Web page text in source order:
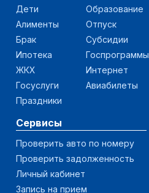
Дети
Алименты
Брак
Ипотека
ЖКХ
Госуслуги
Праздники
Образование
Отпуск
Субсидии
Госпрограммы
Интернет
Авиабилеты
Сервисы
Проверить авто по номеру
Проверить задолженность
Личный кабинет
Запись на прием